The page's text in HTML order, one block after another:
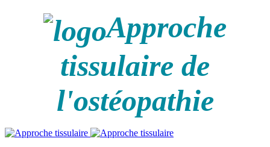
Approche
tissulaire de
l'ostéopathie